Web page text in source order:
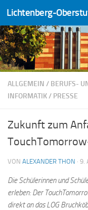
Zum Inhalt springen
ALLGEMEIN / BERUFS-
INFORMATIK/ PRESSE
Zukunft zum
VON ALEXANDER THON · 9.
Die Schülerinnen und
erleben: Der
direkt an das LOG